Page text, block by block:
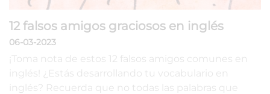
12 falsos amigos graciosos en inglés
06-03-2023
¡Toma nota de estos 12 falsos amigos comunes en
inglés! ¿Estás desarrollando tu vocabulario en
inglés? Recuerda que no todas las palabras que